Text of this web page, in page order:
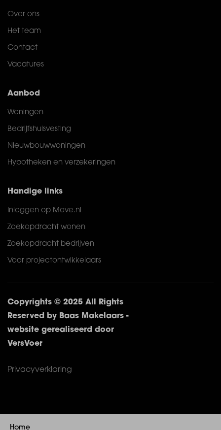
Over ons
Het team
Contact
Vacatures
Aanbod
Woningen
Bedrijfshuisvesting
Nieuwbouwwoningen
Hypotheken en verzekeringen
Handige links
Inloggen op Move.nl
Zoekopdracht wonen
Zoekopdracht bedrijven
Voor projectontwikkelaars
Copyrights © 2025 All Rights
Reserved by Baas Makelaars -
website gerealiseerd door
VersVoer
Privacyverklaring
Home